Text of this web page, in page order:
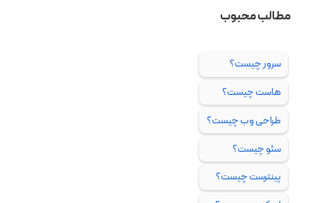
مطالب محبوب
سرور چیست؟
هاست چیست؟
طراحی وب چیست؟
سئو چیست؟
پینترست چیست؟